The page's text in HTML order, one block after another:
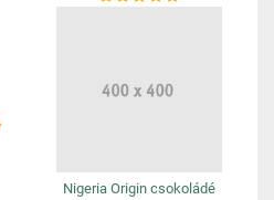
Nigeria Origin csokoládé